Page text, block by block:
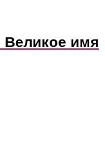
Великое имя